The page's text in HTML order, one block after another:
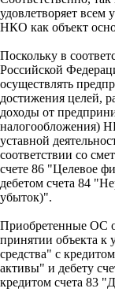
удовлетворяет всем
НКО как объект
Поскольку в
Российской
осуществлять
достижения целей,
доходы от
налогообложения)
уставной
соответствии со
счете 86 "Целевое
дебетом счета 84
убыток)".
Приобретенные ОС
принятии объекта к
средства" с
активы" и дебету
кредитом счета 83